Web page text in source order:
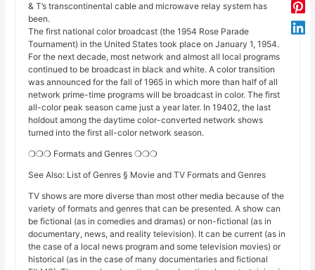
& T’s transcontinental cable and microwave relay system has
been.
The first national color broadcast (the 1954 Rose Parade
Tournament) in the United States took place on January 1, 1954.
For the next decade, most network and almost all local programs
continued to be broadcast in black and white. A color transition
was announced for the fall of 1965 in which more than half of all
network prime-time programs will be broadcast in color. The first
all-color peak season came just a year later. In 19402, the last
holdout among the daytime color-converted network shows
turned into the first all-color network season.
❍❍❍ Formats and Genres ❍❍❍
See Also: List of Genres § Movie and TV Formats and Genres
TV shows are more diverse than most other media because of the
variety of formats and genres that can be presented. A show can
be fictional (as in comedies and dramas) or non-fictional (as in
documentary, news, and reality television). It can be current (as in
the case of a local news program and some television movies) or
historical (as in the case of many documentaries and fictional